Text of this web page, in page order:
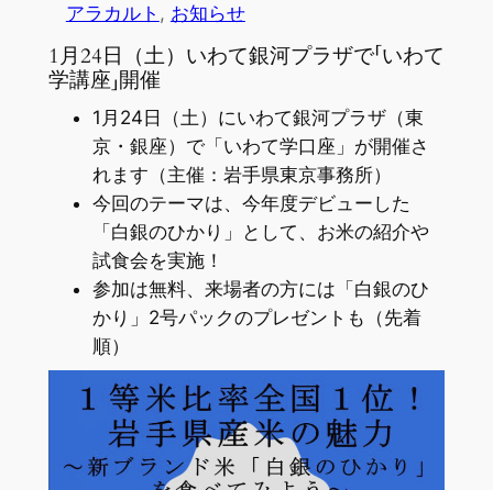
アラカルト , お知らせ
1月24日（土）いわて銀河プラザで「いわて
学講座」開催
1月24日（土）にいわて銀河プラザ（東
京・銀座）で「いわて学口座」が開催さ
れます（主催：岩手県東京事務所）
今回のテーマは、今年度デビューした
「白銀のひかり」として、お米の紹介や
試食会を実施！
参加は無料、来場者の方には「白銀のひ
かり」2号パックのプレゼントも（先着
順）